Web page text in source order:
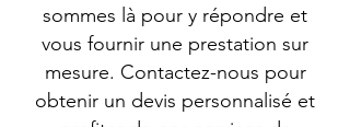
sommes là pour y répondre et
vous fournir une prestation sur
mesure. Contactez-nous pour
obtenir un devis personnalisé et